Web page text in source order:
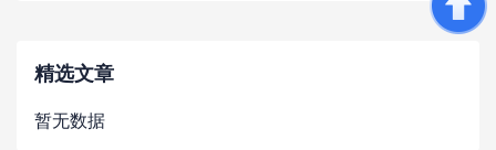
精选文章
暂无数据